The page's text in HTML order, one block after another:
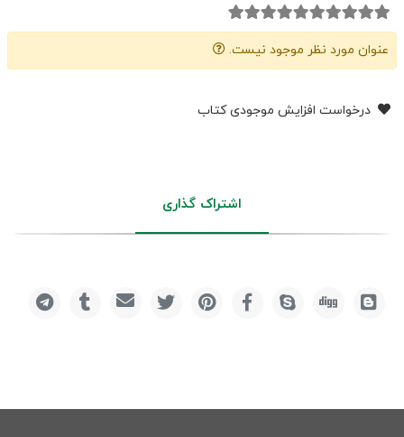
عنوان مورد نظر موجود نیست.
درخواست افزایش موجودی کتاب
اشتراک گذاری